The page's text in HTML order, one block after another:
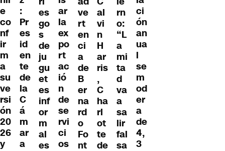
e
co
nf
ir
m
a
su
ve
rsi
ón
20
26
y
:
Pr
es
id
en
te
de
la
C
á
m
ar
a
es
go
s
de
ju
gu
et
es
inf
or
m
al
es
ar
la
ex
po
rt
ac
ió
n
de
se
rvi
ci
os
ve
rt
en
ci
a
de
B
er
na
rd
o
Fo
nt
al
vi
n
H
ar
ris
,
C
ha
rl
ot
te
de
rn
o:
“L
a
mi
ta
d
va
a
sa
lir
fal
sa
ci
ón
an
ua
l
se
m
od
er
a
de
4,
3